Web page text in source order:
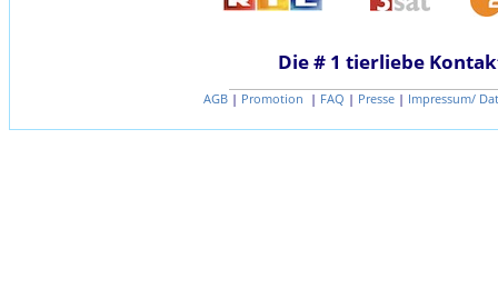
Die # 1 tierliebe
AGB | Promotion | FAQ | Presse | Impressum/